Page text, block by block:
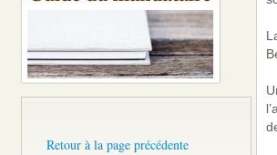
Retour à la page précédente